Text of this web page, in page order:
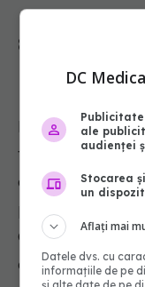
8. Prima
posibilitatea
Pe lângă
ta dragoste îți
care
parte din
Gândindu-te la
o varietate de
DC
ale
audienței
Stocarea
un
Aflați mai
Datele dvs. cu
informațiile de pe